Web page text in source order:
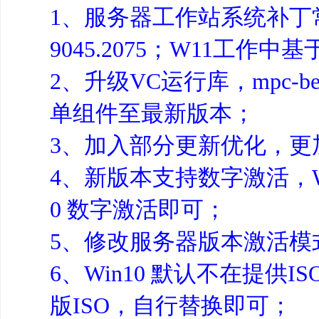
1、服务器工作站系统补
9045.2075；W11工作中基
2、升级VC运行库，mpc-
单组件至最新版本；
3、加入部分更新优化，更
4、新版本支持数字激活，
0 数字激活即可；
5、修改服务器版本激活
6、Win10 默认不在提供
版ISO，自行替换即可；